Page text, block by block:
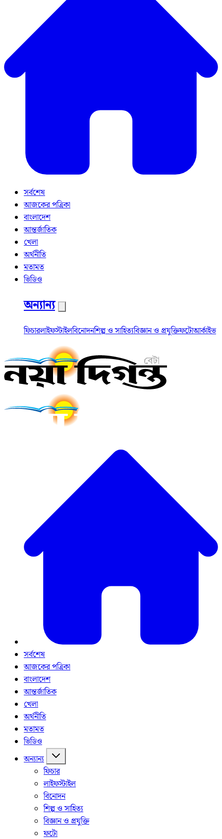
সর্বশেষ
আজকের পত্রিকা
বাংলাদেশ
আন্তর্জাতিক
খেলা
অর্থনীতি
মতামত
ভিডিও
অন্যান্য
ফিচারলাইফস্টাইলবিনোদনশিল্প ও সাহিত্যবিজ্ঞান ও প্রযুক্তিফটোআর্কাইভ
সর্বশেষ
আজকের পত্রিকা
বাংলাদেশ
আন্তর্জাতিক
খেলা
অর্থনীতি
মতামত
ভিডিও
অন্যান্য
ফিচার
লাইফস্টাইল
বিনোদন
শিল্প ও সাহিত্য
বিজ্ঞান ও প্রযুক্তি
ফটো